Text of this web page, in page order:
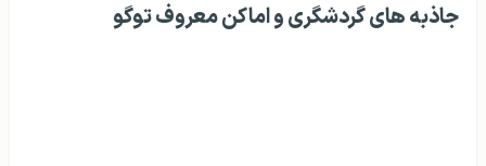
جاذبه‌ های گردشگری و اماکن معروف توگو